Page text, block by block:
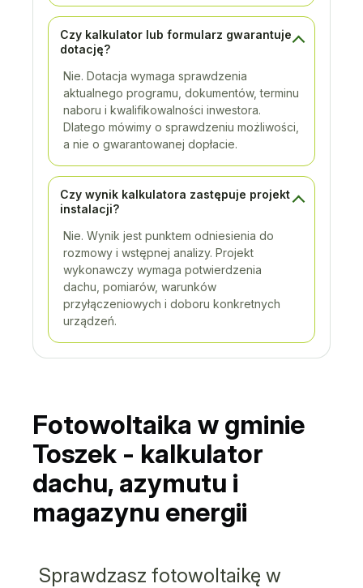
Czy kalkulator lub formularz gwarantuje
dotację?
Nie. Dotacja wymaga sprawdzenia
aktualnego programu, dokumentów, terminu
naboru i kwalifikowalności inwestora.
Dlatego mówimy o sprawdzeniu możliwości,
a nie o gwarantowanej dopłacie.
Czy wynik kalkulatora zastępuje projekt
instalacji?
Nie. Wynik jest punktem odniesienia do
rozmowy i wstępnej analizy. Projekt
wykonawczy wymaga potwierdzenia
dachu, pomiarów, warunków
przyłączeniowych i doboru konkretnych
urządzeń.
Fotowoltaika w gminie
Toszek - kalkulator
dachu, azymutu i
magazynu energii
Sprawdzasz fotowoltaikę w